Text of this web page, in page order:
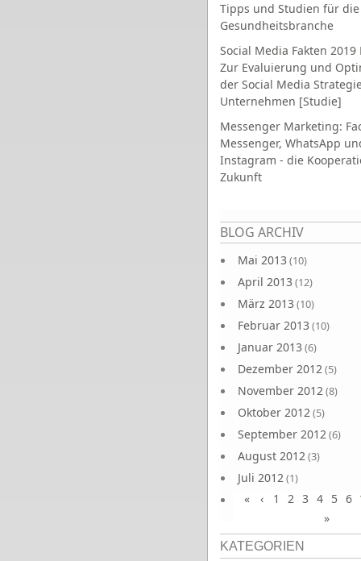
Tipps und Studien für die
Gesundheitsbranche
Social Media Fakten 2019
Zur Evaluierung und
der Social Media
Unternehmen [Studie]
Messenger Marketing:
Messenger, WhatsApp
Instagram - die
Zukunft
BLOG ARCHIV
Mai 2013 (10)
April 2013 (12)
März 2013 (10)
Februar 2013 (10)
Januar 2013 (6)
Dezember 2012(5)
November 2012(8)
Oktober 2012(5)
September 2012(6)
August 2012(3)
Juli 2012(1)
Juni 2012(4)
Seiten
« ‹ 1 2 3 4 5 6
»
KATEGORIEN